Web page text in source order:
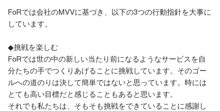
FoRでは会社のMVVに基づき、以下の3つの行動指針を大事に
しています。
◆挑戦を楽しむ
FoRでは世の中の新しい当たり前になるようなサービスを自
分たちの手でつくりあげることに挑戦しています。そのゴー
ルへの道のりは決して簡単ではないと思っています。時には
とても高い目標だと感じることもあると思います。
それでも私たちは、そもそも挑戦をできていることに感謝し